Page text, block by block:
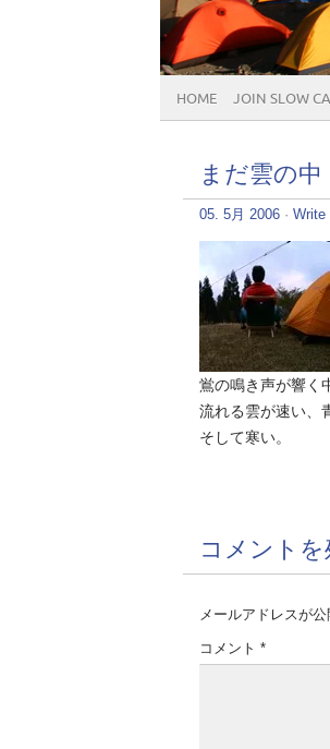
HOME JOIN SLOW
まだ雲の中
05. 5月 2006 · Write
鴬の鳴き声が響く
流れる雲が速い、
そして寒い。
コメントを
メールアドレスが公
コメント *